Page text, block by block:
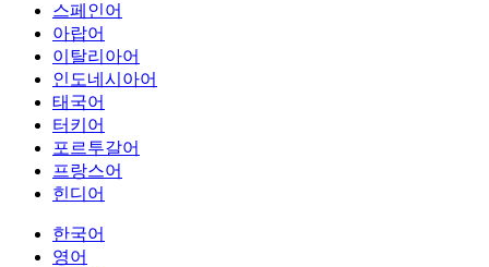
스페인어
아랍어
이탈리아어
인도네시아어
태국어
터키어
포르투갈어
프랑스어
힌디어
한국어
영어